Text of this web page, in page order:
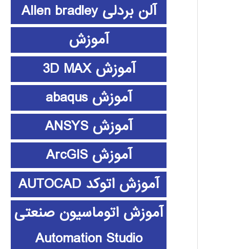
آلن بردلی Allen bradley
آموزش
آموزش 3D MAX
آموزش abaqus
آموزش ANSYS
آموزش ArcGIS
آموزش اتوکد AUTOCAD
آموزش اتوماسیون صنعتی
Automation Studio